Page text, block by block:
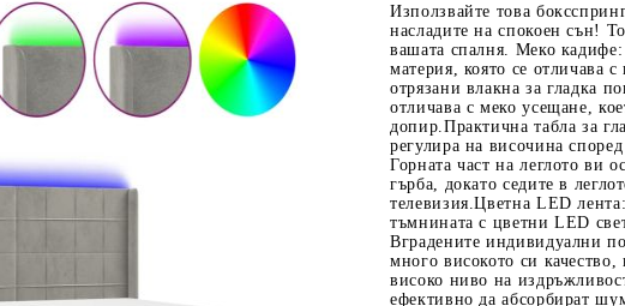
Използвайте това
насладите на спокоен сън!
вашата спалня. Меко
материя, която се отличава
отрязани влакна за гладка
отличава с меко усещане,
допир.Практична табла за
регулира на височина
Горната част на леглото ви
гърба, докато седите в
телевизия.Цветна LED
тъмнината с цветни LED
Вградените индивидуални
много високото си
високо ниво на
ефективно да абсорбират